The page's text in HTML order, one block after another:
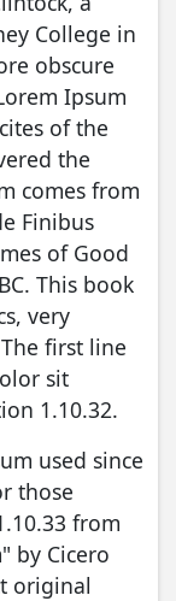
College in
obscure
Ipsum
of the
the
comes from
Finibus
of Good
This book
very
first line
sit
1.10.32.
used since
those
from
by Cicero
original